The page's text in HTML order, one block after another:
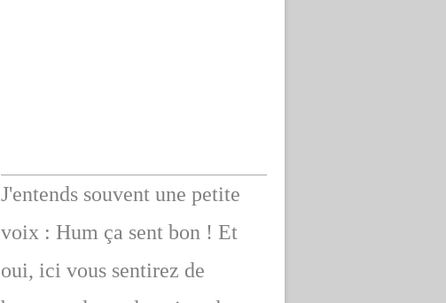
J'entends souvent une petite
voix : Hum ça sent bon ! Et
oui, ici vous sentirez de